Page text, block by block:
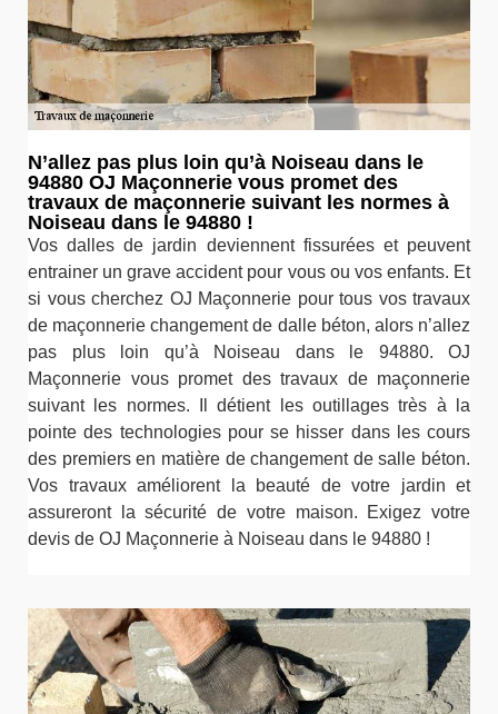
N’allez pas plus loin qu’à Noiseau dans le
94880 OJ Maçonnerie vous promet des
travaux de maçonnerie suivant les normes à
Noiseau dans le 94880 !
Vos dalles de jardin deviennent fissurées et peuvent
entrainer un grave accident pour vous ou vos enfants. Et
si vous cherchez OJ Maçonnerie pour tous vos travaux
de maçonnerie changement de dalle béton, alors n’allez
pas plus loin qu’à Noiseau dans le 94880. OJ
Maçonnerie vous promet des travaux de maçonnerie
suivant les normes. Il détient les outillages très à la
pointe des technologies pour se hisser dans les cours
des premiers en matière de changement de salle béton.
Vos travaux améliorent la beauté de votre jardin et
assureront la sécurité de votre maison. Exigez votre
devis de OJ Maçonnerie à Noiseau dans le 94880 !